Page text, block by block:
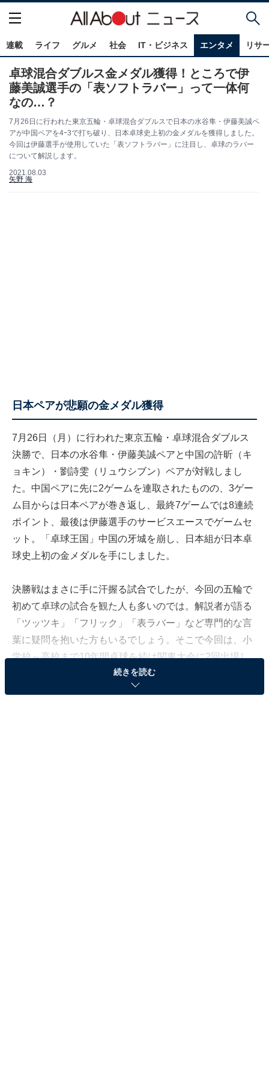
連載 ライフ グルメ 社会 IT・ビジネス エンタメ リサ
卓球混合ダブルス金メダル獲得！ところで伊
藤美誠選手の「表ソフトラバー」って一体何
なの…？
7月26日に行われた東京五輪・卓球混合ダブルスで日本の水谷隼・伊藤美誠ペ
アが中国ペアを4ｰ3で打ち破り、日本卓球史上初の金メダルを獲得しました。
今回は伊藤選手が使用していた「表ソフトラバー」に注目し、卓球のラバー
について解説します。
2021.08.03
矢野 海
日本ペアが悲願の金メダル獲得
7月26日（月）に行われた東京五輪・卓球混合ダブルス
決勝で、日本の水谷隼・伊藤美誠ペアと中国の許昕（キ
ョキン）・劉詩雯（リュウシブン）ペアが対戦しまし
た。中国ペアに先に2ゲームを連取されたものの、3ゲー
ム目からは日本ペアが巻き返し、最終7ゲームでは8連続
ポイント、最後は伊藤選手のサービスエースでゲームセ
ット。「卓球王国」中国の牙城を崩し、日本組が日本卓
球史上初の金メダルを手にしました。
決勝戦はまさに手に汗握る試合でしたが、今回の五輪で
初めて卓球の試合を観た人も多いのでは。解説者が語る
「ツッツキ」「フリック」「表ラバー」など専門的な言
葉に疑問を抱いた方もいるでしょう。そこで今回は、小
学校～高校まで10年間卓球を続け関東大会に2回出場し
た私が、初心者向けに卓球のラバーについて簡単に解説
続きを読む